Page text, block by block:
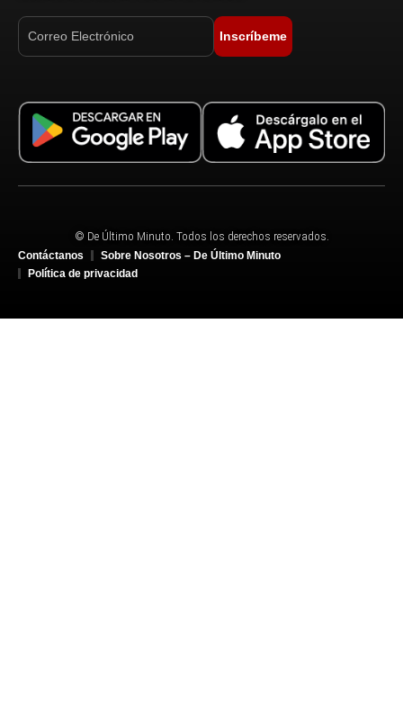
Inscríbeme
© De Último Minuto. Todos los derechos reservados.
Contáctanos
Sobre Nosotros – De Último Minuto
Política de privacidad